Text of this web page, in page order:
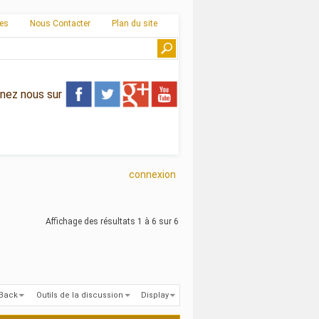
Nous Contacter Plan du site
nous sur
connexion
Affichage des résultats 1 à 6 sur 6
Outils de la discussion Display